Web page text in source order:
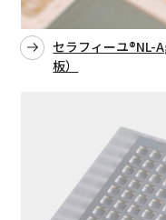
セラフィーユ®NL-
板）